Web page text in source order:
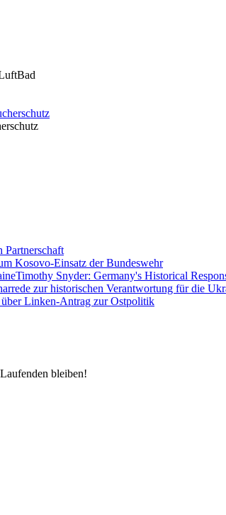
Partnerschaft
Kosovo-Einsatz der Bundeswehr
Timothy Snyder: Germany's Historical
zur historischen Verantwortung für die
über Linken-Antrag zur Ostpolitik
bleiben!